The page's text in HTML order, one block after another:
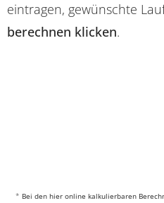
eintragen, gewünschte
berechnen klicken.
* Bei den hier online kalkulierbaren